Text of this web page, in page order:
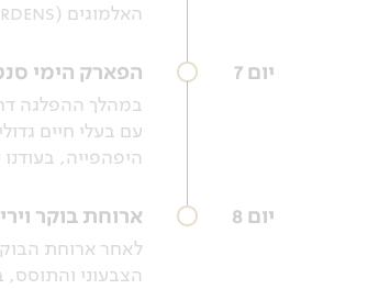
האלמוגים (Coral Gardens) עם שונית אלמוגים עשירה, להקות דגים גדולות וגם דגים פלאגיים שמגיעים לשונית כדי לצוד.
יום 7 הפארק הימי
עם בעלי חיים
היפהפייה,
יום 8 ארוחת בוקר
לאחר ארוחת
הצבעוני והתוסס,